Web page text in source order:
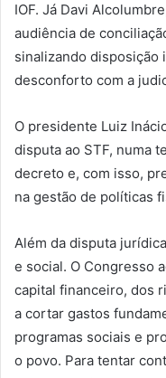
IOF. Já Davi
audiência de
sinalizando disposição
desconforto com a
O presidente Luiz
disputa ao STF, numa
decreto e, com isso,
na gestão de políticas
Além da disputa
e social. O Congresso
capital financeiro, dos
a cortar gastos
programas sociais e
o povo. Para tentar